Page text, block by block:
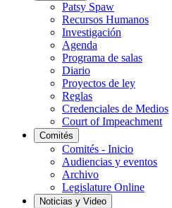
Patsy Spaw
Recursos Humanos
Investigación
Agenda
Programa de salas
Diario
Proyectos de ley
Reglas
Credenciales de Medios
Court of Impeachment
Comités
Comités - Inicio
Audiencias y eventos
Archivo
Legislature Online
Noticias y Video